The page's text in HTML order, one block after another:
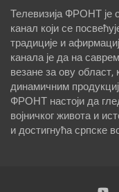
Телевизија ФРОНТ је
канал који се
традиције и
канала је да на
везане за ову област,
динамичним
ФРОНТ настоји да
војничког живота и
и достигнућа српске